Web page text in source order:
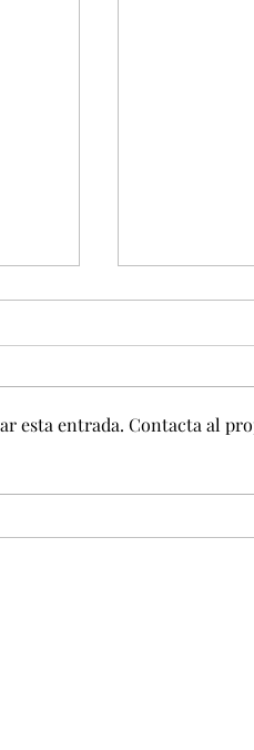
esta entrada. Contacta al